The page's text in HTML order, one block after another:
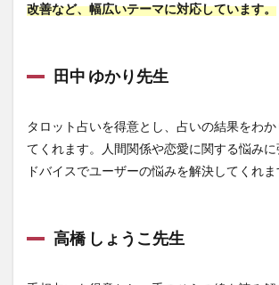
改善など、幅広いテーマに対応しています。
田中 ゆかり先生
タロット占いを得意とし、占いの結果をわ
てくれます。人間関係や恋愛に関する悩み
ドバイスでユーザーの悩みを解決してくれま
高橋 しょうこ先生